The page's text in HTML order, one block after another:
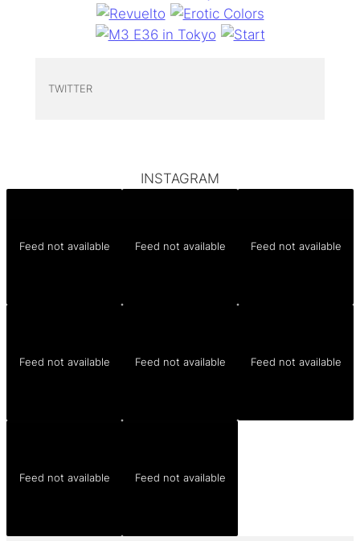
TWITTER
INSTAGRAM
Feed not available Feed not available Feed not available
Feed not available Feed not available Feed not available
Feed not available Feed not available